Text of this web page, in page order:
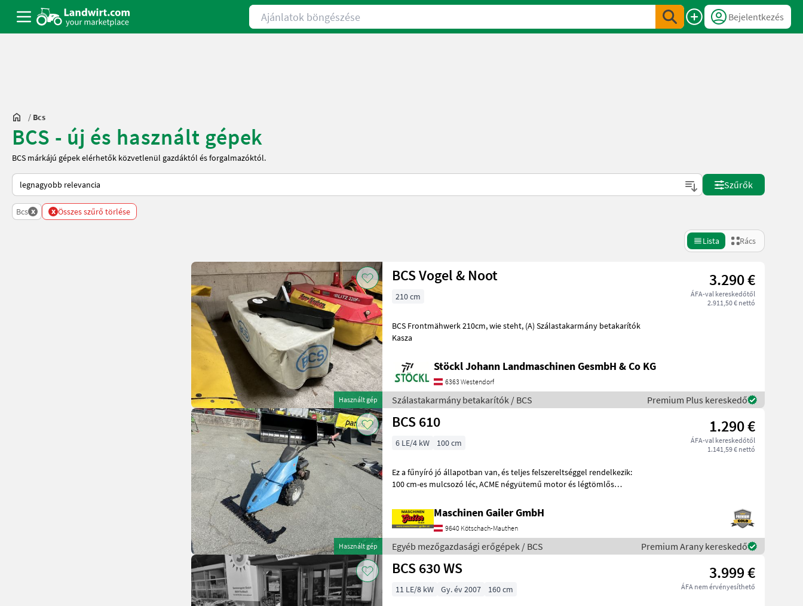
Ajánlatok böngészése
Bejelentkezés
/ Bcs
BCS - új és használt gépek
BCS márkájú gépek elérhetők közvetlenül gazdáktól és forgalmazóktól.
Így van sorba rendezve a Landwirt.com-on
Szűrők
Bcs x x Összes szűrő törlése
Lista Rács
Használt gép
BCS Vogel & Noot 3.290 €
ÁFA-val kereskedőtől
2.911,50 € nettó
210 cm
BCS Frontmähwerk 210cm, wie steht, (A) Szálastakarmány betakarítók
Kasza
Stöckl Johann Landmaschinen GesmbH & Co KG
6363 Westendorf
Szálastakarmány betakarítók / BCS Premium Plus kereskedő
Használt gép
BCS 610 1.290 €
ÁFA-val kereskedőtől
1.141,59 € nettó
6 LE/4 kW 100 cm
Ez a fűnyíró jó állapotban van, és teljes felszereltséggel rendelkezik:
100 cm-es mulcsozó léc, ACME négyütemű motor és légtömlős
Maschinen Gailer GmbH
9640 Kötschach-Mauthen
Egyéb mezőgazdasági erőgépek / BCS Premium Arany kereskedő
BCS 630 WS 3.999 €
ÁFA nem érvényesíthető
11 LE/8 kW Gy. év 2007 160 cm